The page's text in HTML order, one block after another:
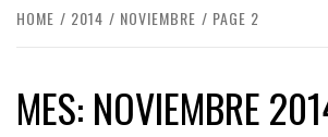
HOME 2014 NOVIEMBRE PAGE 2
MES: NOVIEMBRE